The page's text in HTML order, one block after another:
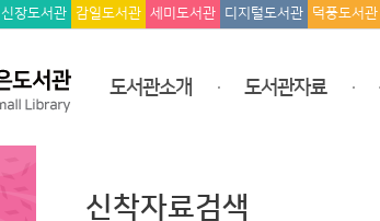
신장도서관 감일도서관 세미도서관 디지털도서관 덕풍도서관
도서관소개 도서관자료
신착자료검색